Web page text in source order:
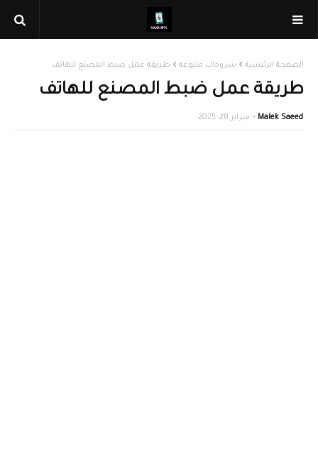
الصفحة الرئيسية شروحات متنوعه طريقة عمل ضبط المصنع للهاتف
طريقة عمل ضبط المصنع للهاتف
Malek Saeed فبراير 28, 2025